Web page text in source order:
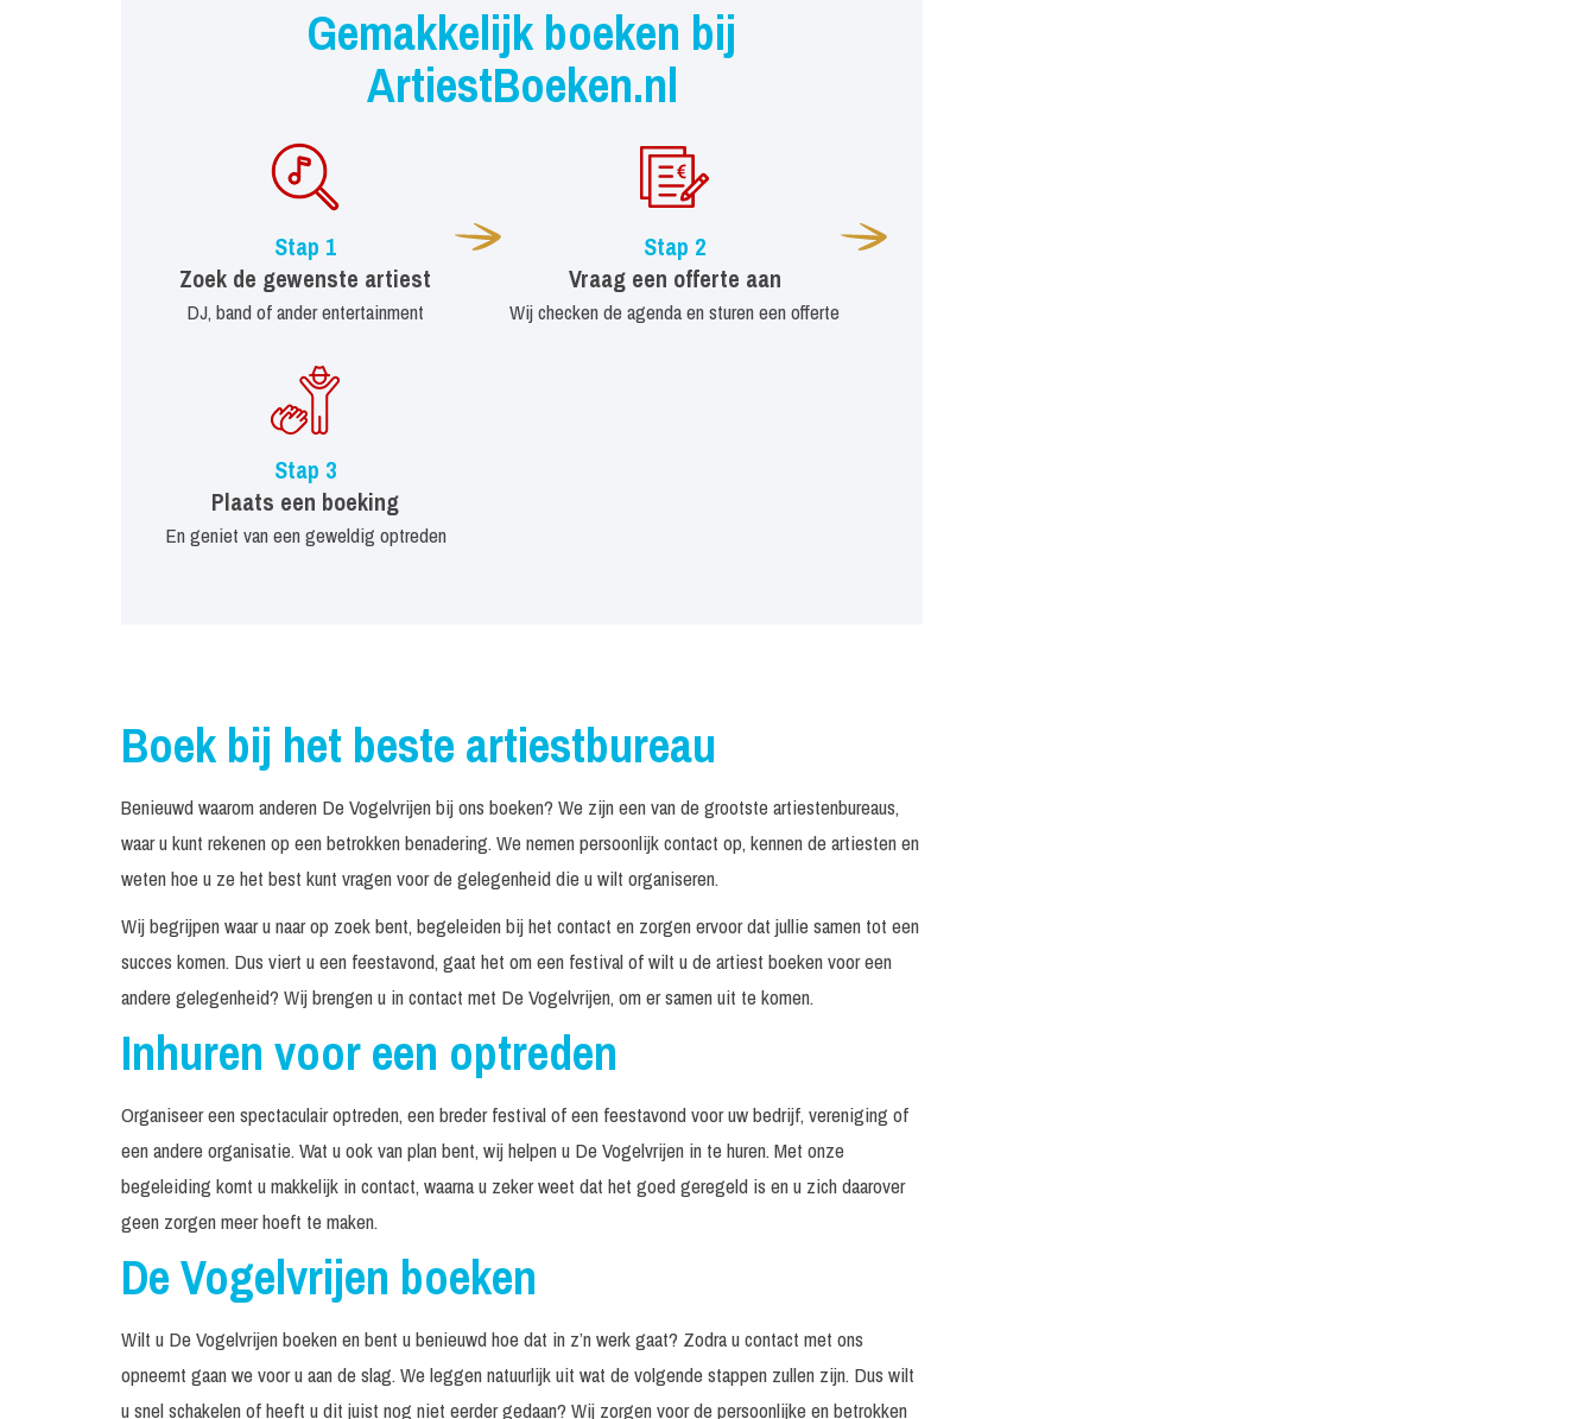
Gemakkelijk boeken bij
ArtiestBoeken.nl
Stap 1
Zoek de gewenste artiest
DJ, band of ander entertainment
Stap 2
Vraag een offerte aan
Wij checken de agenda en sturen een offerte
Stap 3
Plaats een boeking
En geniet van een geweldig optreden
Boek bij het beste artiestbureau
Benieuwd waarom anderen De Vogelvrijen bij ons boeken? We zijn een van de grootste artiestenbureaus,
waar u kunt rekenen op een betrokken benadering. We nemen persoonlijk contact op, kennen de artiesten en
weten hoe u ze het best kunt vragen voor de gelegenheid die u wilt organiseren.
Wij begrijpen waar u naar op zoek bent, begeleiden bij het contact en zorgen ervoor dat jullie samen tot een
succes komen. Dus viert u een feestavond, gaat het om een festival of wilt u de artiest boeken voor een
andere gelegenheid? Wij brengen u in contact met De Vogelvrijen, om er samen uit te komen.
Inhuren voor een optreden
Organiseer een spectaculair optreden, een breder festival of een feestavond voor uw bedrijf, vereniging of
een andere organisatie. Wat u ook van plan bent, wij helpen u De Vogelvrijen in te huren. Met onze
begeleiding komt u makkelijk in contact, waarna u zeker weet dat het goed geregeld is en u zich daarover
geen zorgen meer hoeft te maken.
De Vogelvrijen boeken
Wilt u De Vogelvrijen boeken en bent u benieuwd hoe dat in z’n werk gaat? Zodra u contact met ons
opneemt gaan we voor u aan de slag. We leggen natuurlijk uit wat de volgende stappen zullen zijn. Dus wilt
u snel schakelen of heeft u dit juist nog niet eerder gedaan? Wij zorgen voor de persoonlijke en betrokken